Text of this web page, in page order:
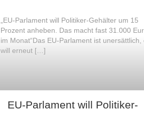
„EU-Parlament will Politiker-Gehälter um 15
Prozent anheben. Das macht fast 31.000
im Monat“Das EU-Parlament ist unersättlich,
will erneut […]
EU-Parlament will Politiker-